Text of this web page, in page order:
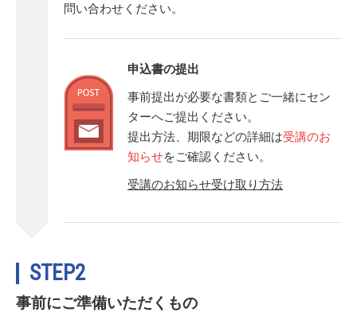
問い合わせください。
申込書の提出
事前提出が必要な書類とご一緒にセン
ターへご提出ください。
提出方法、期限などの詳細は受講のお
知らせをご確認ください。
受講のお知らせ受け取り方法
STEP2
事前にご準備いただくもの